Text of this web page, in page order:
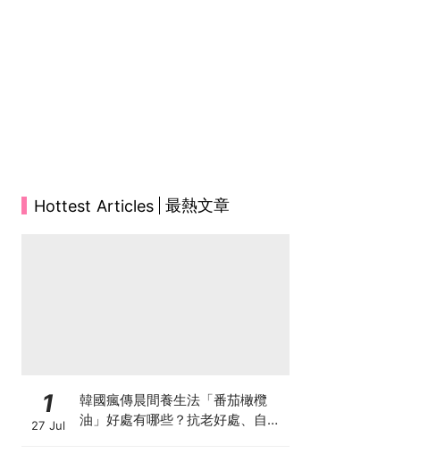
Hottest Articles 最熱文章
1
27 Jul
韓國瘋傳晨間養生法「番茄橄欖
油」好處有哪些？抗老好處、自製